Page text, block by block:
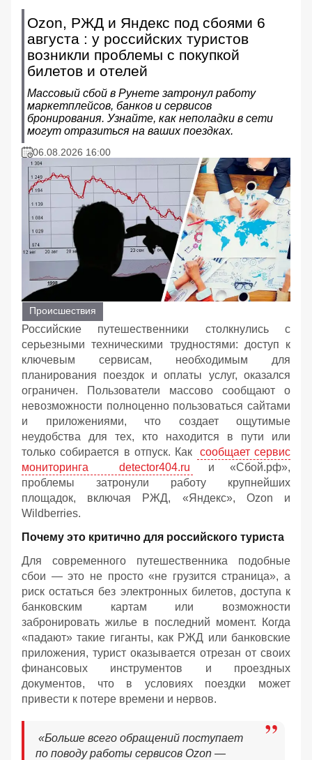
Ozon, РЖД и Яндекс под сбоями 6
августа : у российских туристов
возникли проблемы с покупкой
билетов и отелей
Массовый сбой в Рунете затронул работу
маркетплейсов, банков и сервисов
бронирования. Узнайте, как неполадки в сети
могут отразиться на ваших поездках.
06.08.2026 16:00
Происшествия
Российские путешественники столкнулись с
серьезными техническими трудностями: доступ к
ключевым сервисам, необходимым для
планирования поездок и оплаты услуг, оказался
ограничен. Пользователи массово сообщают о
невозможности полноценно пользоваться сайтами
и приложениями, что создает ощутимые
неудобства для тех, кто находится в пути или
только собирается в отпуск. Как
сообщает сервис
мониторинга detector404.ru
и «Сбой.рф»,
проблемы затронули работу крупнейших
площадок, включая РЖД, «Яндекс», Ozon и
Wildberries.
Почему это критично для российского туриста
Для современного путешественника подобные
сбои — это не просто «не грузится страница», а
риск остаться без электронных билетов, доступа к
банковским картам или возможности
забронировать жилье в последний момент. Когда
«падают» такие гиганты, как РЖД или банковские
приложения, турист оказывается отрезан от своих
финансовых инструментов и проездных
документов, что в условиях поездки может
привести к потере времени и нервов.
«Больше всего обращений поступает
по поводу работы сервисов Ozon —